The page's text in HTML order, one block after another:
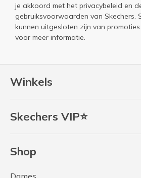
Winkels
Skechers VIP⭐
Shop
Dames
je akkoord met het privacybeleid en
gebruiksvoorwaarden van Skechers.
kunnen uitgesloten zijn van
voor meer informatie.